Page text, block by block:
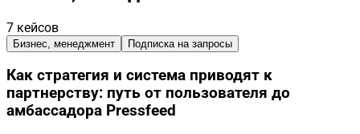
7 кейсов
Бизнес, менеджмент Подписка на запросы
Как стратегия и система приводят к
партнерству: путь от пользователя до
амбассадора Pressfeed